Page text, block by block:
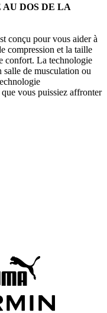
AU DOS DE LA
conçu pour vous aider à
compression et la taille
confort. La technologie
salle de musculation ou
vous puissiez affronter